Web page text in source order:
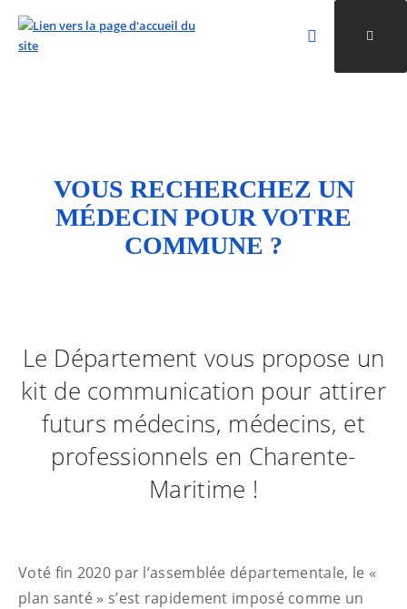
Rechercher
Valider la
VOUS RECHERCHEZ UN
MÉDECIN POUR VOTRE
COMMUNE ?
Le Département vous propose un
kit de communication pour attirer
futurs médecins, médecins, et
professionnels en Charente-
Maritime !
Voté fin 2020 par l’assemblée départementale, le «
plan santé » s’est rapidement imposé comme un